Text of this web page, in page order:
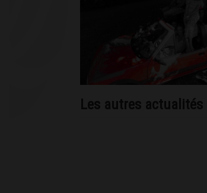
Les autres actualités